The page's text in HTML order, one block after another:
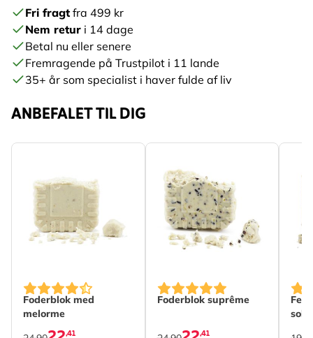
Fri fragtfra 499 kr
Nem retur i 14 dage
Betal nu eller senere
Fremragende på Trustpilot i 11 lande
35+ år som specialist i haver fulde af liv
ANBEFALET TIL DIG
Foderblok med
melorme
,41
Foderblok suprême
,41